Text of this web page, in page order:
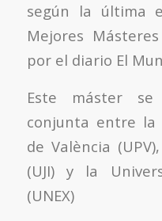
según la última
Mejores
por el diario El
Este máster
conjunta entre la
de València
(UJI) y la
(UNEX)